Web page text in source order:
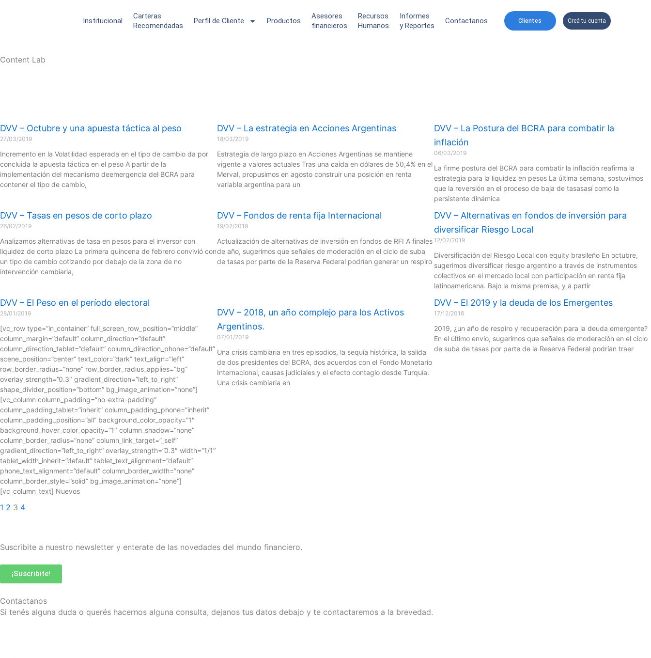
Institucional
Carteras
Recomendadas
Perfil de Cliente Productos
Asesores
financieros
Recursos
Humanos
Informes
y Reportes
Contactanos Clientes Creá tu cuenta
Content Lab
DVV – Octubre y una apuesta táctica al peso
27/03/2019
Incremento en la Volatilidad esperada en el tipo de cambio da por
concluida la apuesta táctica en el peso A partir de la
implementación del mecanismo deemergencia del BCRA para
contener el tipo de cambio,
DVV – La estrategia en Acciones Argentinas
18/03/2019
Estrategia de largo plazo en Acciones Argentinas se mantiene
vigente a valores actuales Tras una caída en dólares de 50,4% en el
Merval, propusimos en agosto construir una posición en renta
variable argentina para un
DVV – La Postura del BCRA para combatir la
inflación
06/03/2019
La firme postura del BCRA para combatir la inflación reafirma la
estrategia para la liquidez en pesos La última semana, sostuvimos
que la reversión en el proceso de baja de tasasasí como la
persistente dinámica
DVV – Tasas en pesos de corto plazo
26/02/2019
Analizamos alternativas de tasa en pesos para el inversor con
liquidez de corto plazo La primera quincena de febrero convivió con
un tipo de cambio cotizando por debajo de la zona de no
intervención cambiaria,
DVV – Fondos de renta fija Internacional
19/02/2019
Actualización de alternativas de inversión en fondos de RFI A finales
de año, sugerimos que señales de moderación en el ciclo de suba
de tasas por parte de la Reserva Federal podrían generar un respiro
DVV – Alternativas en fondos de inversión para
diversificar Riesgo Local
12/02/2019
Diversificación del Riesgo Local con equity brasileño En octubre,
sugerimos diversificar riesgo argentino a través de instrumentos
colectivos en el mercado local con participación en renta fija
latinoamericana. Bajo la misma premisa, y a partir
DVV – El Peso en el período electoral
28/01/2019
[vc_row type=”in_container” full_screen_row_position=”middle”
column_margin=”default” column_direction=”default”
column_direction_tablet=”default” column_direction_phone=”default”
scene_position=”center” text_color=”dark” text_align=”left”
row_border_radius=”none” row_border_radius_applies=”bg”
overlay_strength=”0.3″ gradient_direction=”left_to_right”
shape_divider_position=”bottom” bg_image_animation=”none”]
[vc_column column_padding=”no-extra-padding”
column_padding_tablet=”inherit” column_padding_phone=”inherit”
column_padding_position=”all” background_color_opacity=”1″
background_hover_color_opacity=”1″ column_shadow=”none”
column_border_radius=”none” column_link_target=”_self”
gradient_direction=”left_to_right” overlay_strength=”0.3″ width=”1/1″
tablet_width_inherit=”default” tablet_text_alignment=”default”
phone_text_alignment=”default” column_border_width=”none”
column_border_style=”solid” bg_image_animation=”none”]
[vc_column_text] Nuevos
DVV – 2018, un año complejo para los Activos
Argentinos.
07/01/2019
Una crisis cambiaria en tres episodios, la sequía histórica, la salida
de dos presidentes del BCRA, dos acuerdos con el Fondo Monetario
Internacional, causas judiciales y el efecto contagio desde Turquía.
Una crisis cambiaria en
DVV – El 2019 y la deuda de los Emergentes
17/12/2018
2019, ¿un año de respiro y recuperación para la deuda emergente?
En el último envío, sugerimos que señales de moderación en el ciclo
de suba de tasas por parte de la Reserva Federal podrían traer
Page
1
Page
2
Page
3
Page
4
Suscribite a nuestro newsletter y enterate de las novedades del mundo financiero.
¡Suscribite!
Contactanos
Si tenés alguna duda o querés hacernos alguna consulta, dejanos tus datos debajo y te contactaremos a la brevedad.